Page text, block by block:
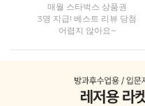
매월 스타벅스 상품권
3명 지급! 베스트 리뷰 당첨
어렵지 않아요~